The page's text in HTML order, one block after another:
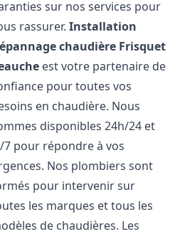
sur nos services pour
rassurer.Installation
chaudière Frisquet
est votre partenaire de
pour toutes vos
en chaudière. Nous
disponibles 24h/24 et
7 pour répondre à vos
Nos plombiers sont
pour intervenir sur
les marques et tous les
de chaudières. Les